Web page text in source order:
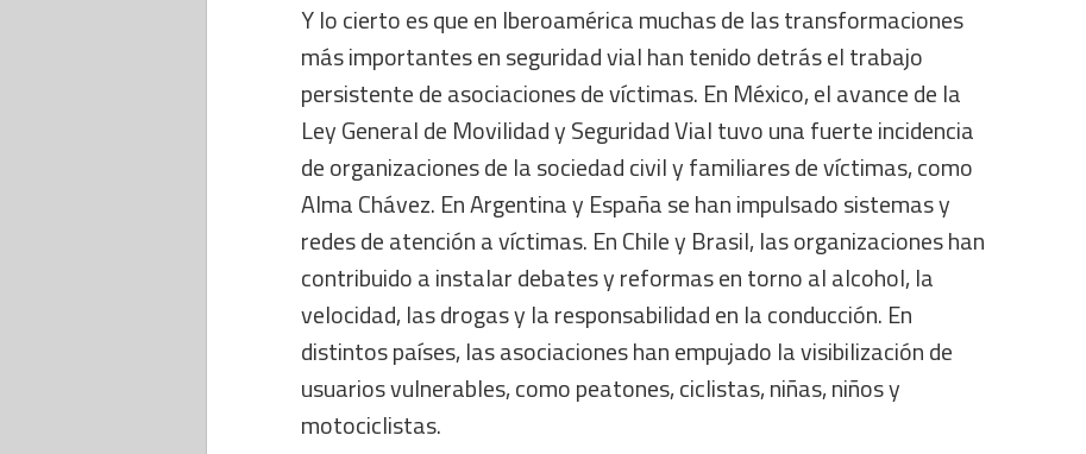
Y lo cierto es que en Iberoamérica muchas de las transformaciones
más importantes en seguridad vial han tenido detrás el trabajo
persistente de asociaciones de víctimas. En México, el avance de la
Ley General de Movilidad y Seguridad Vial tuvo una fuerte incidencia
de organizaciones de la sociedad civil y familiares de víctimas, como
Alma Chávez. En Argentina y España se han impulsado sistemas y
redes de atención a víctimas. En Chile y Brasil, las organizaciones han
contribuido a instalar debates y reformas en torno al alcohol, la
velocidad, las drogas y la responsabilidad en la conducción. En
distintos países, las asociaciones han empujado la visibilización de
usuarios vulnerables, como peatones, ciclistas, niñas, niños y
motociclistas.